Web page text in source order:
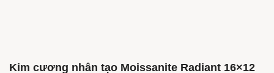
Kim cương nhân tạo Moissanite Radiant 16×12